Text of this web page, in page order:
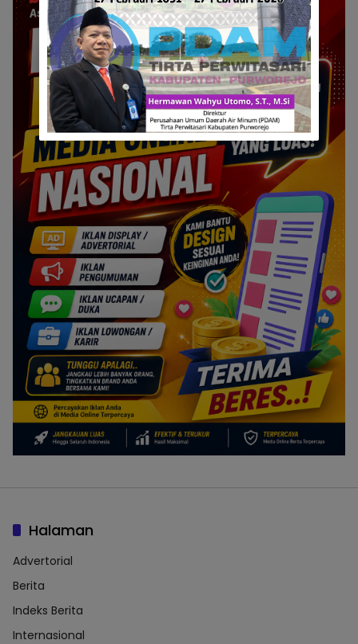
Halaman
Advertorial
Berita
Indeks Berita
Internasional